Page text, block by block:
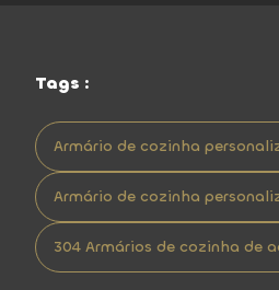
Tags :
Armário de cozinha
Armário de cozinha
304 Armários de cozinha de